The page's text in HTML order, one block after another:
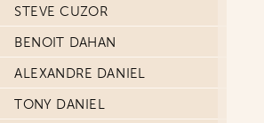
STEVE CUZOR
BENOIT DAHAN
ALEXANDRE DANIEL
TONY DANIEL